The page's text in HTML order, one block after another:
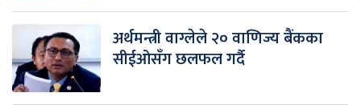
अर्थमन्त्री वाग्लेले २० वाणिज्य बैंकका
सीईओसँग छलफल गर्दै